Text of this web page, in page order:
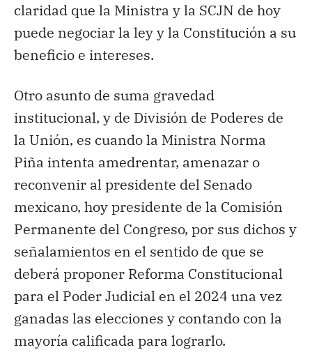
claridad que la Ministra y la SCJN de hoy
puede negociar la ley y la Constitución a su
beneficio e intereses.
Otro asunto de suma gravedad
institucional, y de División de Poderes de
la Unión, es cuando la Ministra Norma
Piña intenta amedrentar, amenazar o
reconvenir al presidente del Senado
mexicano, hoy presidente de la Comisión
Permanente del Congreso, por sus dichos y
señalamientos en el sentido de que se
deberá proponer Reforma Constitucional
para el Poder Judicial en el 2024 una vez
ganadas las elecciones y contando con la
mayoría calificada para lograrlo.